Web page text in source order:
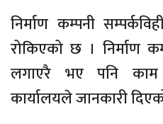
निर्माण कम्पनी
रोकिएको छ । निर्माण
लगाएरै भए पनि काम
कार्यालयले जानकारी